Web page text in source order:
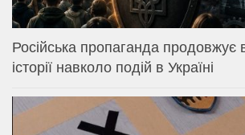
Російська пропаганда продовжує
історії навколо подій в Україні